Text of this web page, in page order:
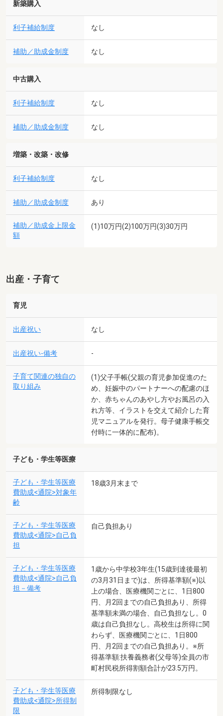
新築購入
利子補給制度 なし
補助／助成金制度 なし
中古購入
利子補給制度 なし
補助／助成金制度 なし
増築・改築・改修
利子補給制度 なし
補助／助成金制度 あり
補助／助成金上限金
額
(1)10万円(2)100万円(3)30万円
出産・子育て
育児
出産祝い なし
出産祝い-備考 -
子育て関連の独自の
取り組み
(1)父子手帳(父親の育児参加促進のた
め、妊娠中のパートナーへの配慮のほ
か、赤ちゃんのあやし方やお風呂の入
れ方等、イラストを交えて紹介した育
児マニュアルを発行。母子健康手帳交
付時に一体的に配布)。
子ども・学生等医療
子ども・学生等医療
費助成<通院>対象年
齢
18歳3月末まで
子ども・学生等医療
費助成<通院>自己負
担
自己負担あり
子ども・学生等医療
費助成<通院>自己負
担－備考
1歳から中学校3年生(15歳到達後最初
の3月31日まで)は、所得基準額(※)以
上の場合、医療機関ごとに、1日800
円、月2回までの自己負担あり、所得
基準額未満の場合、自己負担なし。0
歳は自己負担なし。高校生は所得に関
わらず、医療機関ごとに、1日800
円、月2回までの自己負担あり。※所
得基準額:扶養義務者(父母等)全員の市
町村民税所得割額合計が23.5万円。
子ども・学生等医療
費助成<通院>所得制
限
所得制限なし